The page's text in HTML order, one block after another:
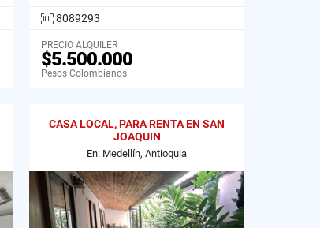
8089293
PRECIO ALQUILER
$5.500.000
Pesos Colombianos
CASA LOCAL, PARA RENTA EN SAN
JOAQUIN
En: Medellín, Antioquia